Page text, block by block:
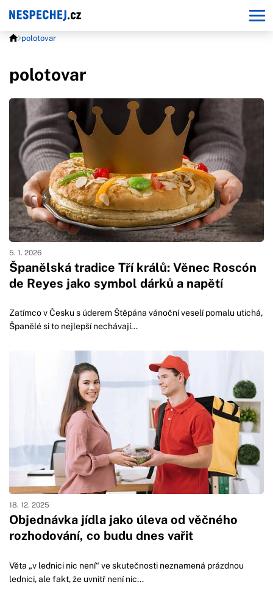
polotovar
polotovar
Španělská tradice Tří králů: Věnec Roscón
de Reyes jako symbol dárků a napětí
5. 1. 2026
Zatímco v Česku s úderem Štěpána vánoční veselí pomalu utichá,
Španělé si to nejlepší nechávají...
Objednávka jídla jako úleva od věčného
rozhodování, co budu dnes vařit
18. 12. 2025
Věta „v lednici nic není“ ve skutečnosti neznamená prázdnou
lednici, ale fakt, že uvnitř není nic...